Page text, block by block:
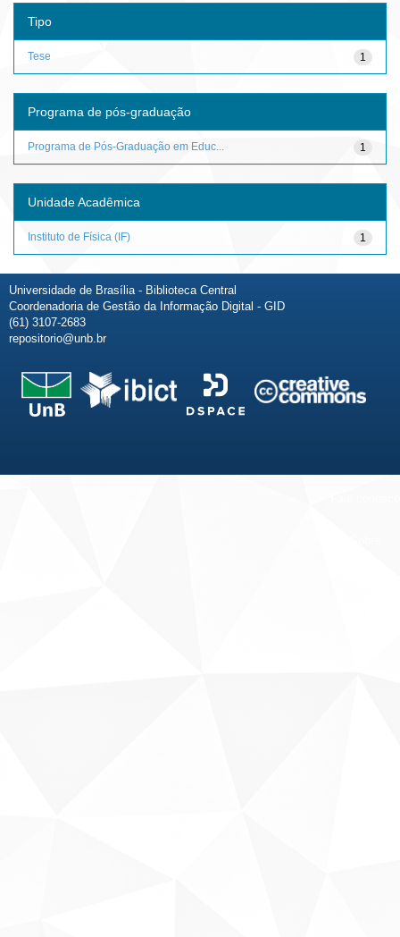
Tipo
1
Tese
Programa de pós-graduação
1
Programa de Pós-Graduação em Educ...
Unidade Acadêmica
1
Instituto de Física (IF)
Universidade de Brasília - Biblioteca Central
Coordenadoria de Gestão da Informação Digital - GID
(61) 3107-2683
repositorio@unb.br